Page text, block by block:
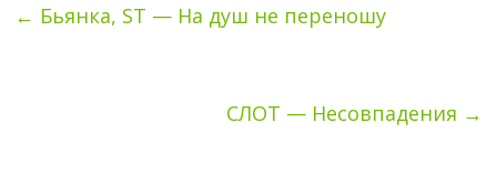
← Бьянка, ST — На душ не переношу
СЛОТ — Несовпадения →